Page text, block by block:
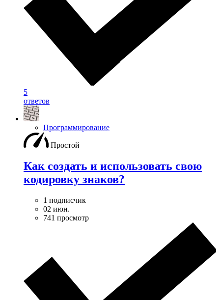
5
ответов
Программирование
Простой
Как создать и использовать свою
кодировку знаков?
1 подписчик
02 июн.
741 просмотр